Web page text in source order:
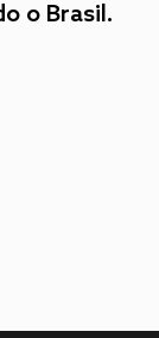
o Brasil.